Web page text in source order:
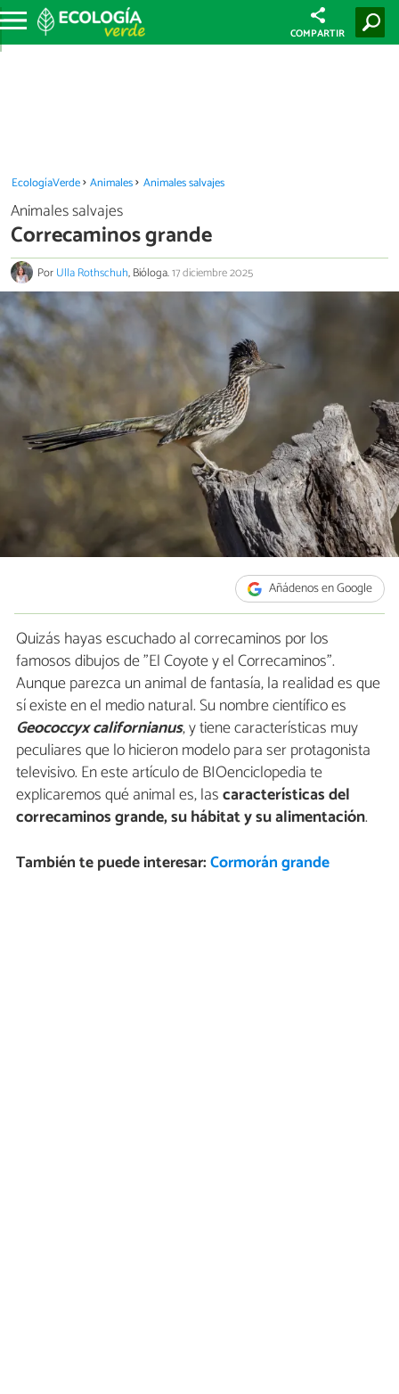
COMPARTIR
EcologíaVerde Animales Animales salvajes
Animales salvajes
Correcaminos grande
PorUlla Rothschuh, Bióloga.17 diciembre 2025
Añádenos en Google
Quizás hayas escuchado al correcaminos por los
famosos dibujos de "El Coyote y el Correcaminos".
Aunque parezca un animal de fantasía, la realidad es que
sí existe en el medio natural. Su nombre científico es
Geococcyx californianus, y tiene características muy
peculiares que lo hicieron modelo para ser protagonista
televisivo. En este artículo de BIOenciclopedia te
explicaremos qué animal es, lascaracterísticas del
correcaminos grande, su hábitat y su alimentación.
También te puede interesar:Cormorán grande